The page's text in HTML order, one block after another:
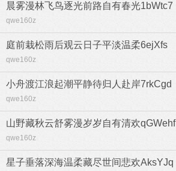
晨雾漫林飞鸟逐光前路自有春光1bWtc7
qwe160z
庭前栽松雨后观云日子平淡温柔6ejXfs
qwe160z
小舟渡江浪起潮平静待归人赴岸7rkCgd
qwe160z
山野藏秋云舒雾漫岁岁自有清欢qGWehf
qwe160z
星子垂落深海温柔藏尽世间悲欢AksYJq